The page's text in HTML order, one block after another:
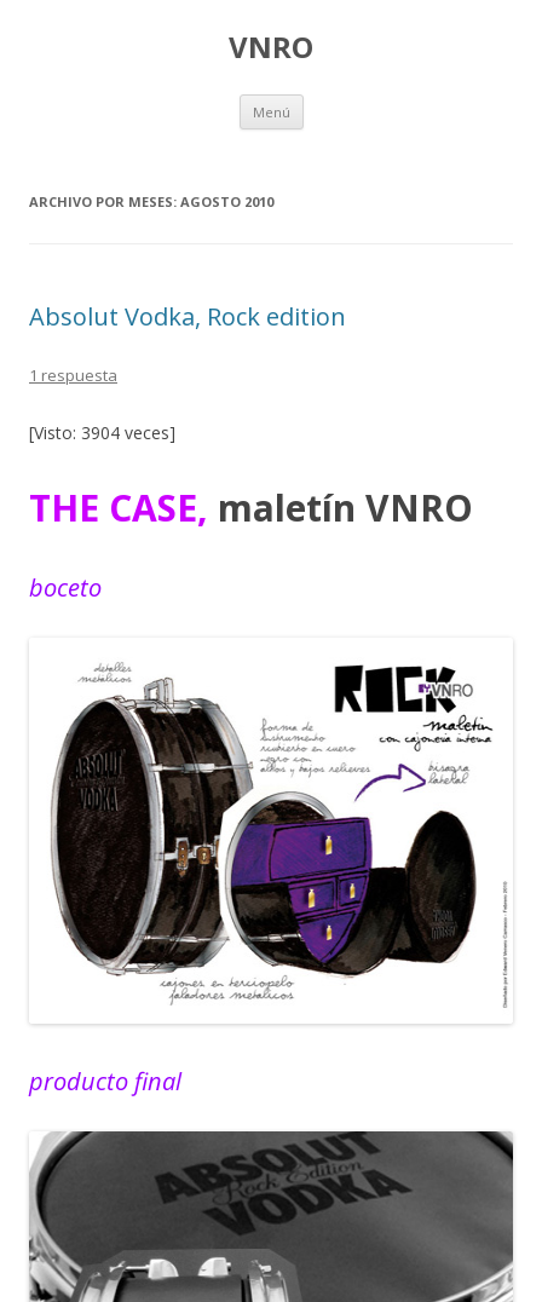
VNRO
Menú Ir
contenido
ARCHIVO POR MESES: AGOSTO 2010
Absolut Vodka, Rock edition
1 respuesta
[Visto: 3904 veces]
THE CASE, maletín VNRO
boceto
producto final